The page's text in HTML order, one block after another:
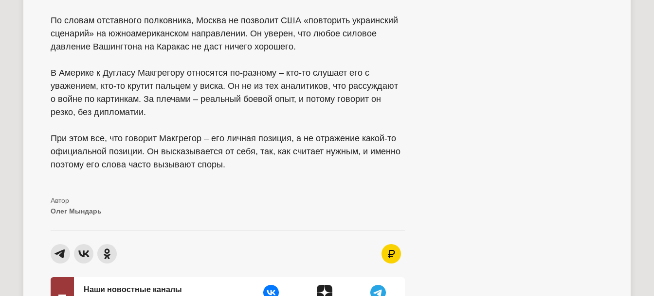
По словам отставного полковника, Москва не позволит США «повторить украинский
сценарий» на южноамериканском направлении. Он уверен, что любое силовое
давление Вашингтона на Каракас не даст ничего хорошего.
В Америке к Дугласу Макгрегору относятся по-разному – кто-то слушает его с
уважением, кто-то крутит пальцем у виска. Он не из тех аналитиков, что рассуждают
о войне по картинкам. За плечами – реальный боевой опыт, и потому говорит он
резко, без дипломатии.
При этом все, что говорит Макгрегор – его личная позиция, а не отражение какой-то
официальной позиции. Он высказывается от себя, так, как считает нужным, и именно
поэтому его слова часто вызывают споры.
Олег Мындарь
Наши новостные каналы